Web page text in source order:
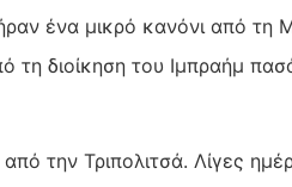
ένα μικρό κανόνι από τη
τη διοίκηση του Ιμπραήμ
από την Τριπολιτσά. Λίγες